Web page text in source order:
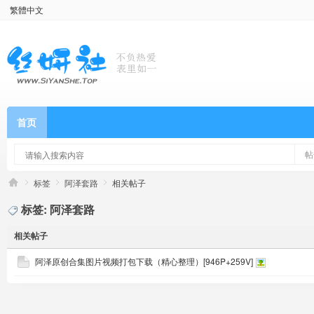
繁體中文
首页
标签 阿泽套路 相关帖子
标签: 阿泽套路
相关帖子
阿泽原创合集图片视频打包下载（精心整理）[946P+259V]